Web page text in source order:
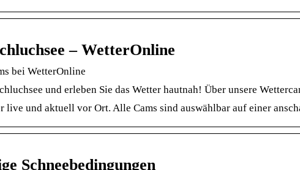
– WetterOnline
bei WetterOnline
und erleben Sie das Wetter hautnah! Über unsere
live und aktuell vor Ort. Alle Cams sind auswählbar auf einer
Schneebedingungen